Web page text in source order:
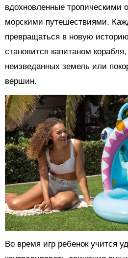
вдохновленные тропическими
морскими путешествиями.
превращаться в новую
становится капитаном
неизведанных земель или
вершин.
Во время игр ребенок учится